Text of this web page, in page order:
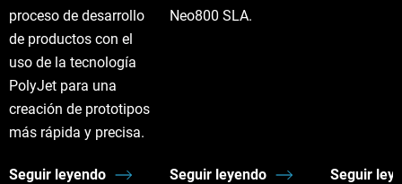
proceso de desarrollo
de productos con el
uso de la tecnología
PolyJet para una
creación de prototipos
más rápida y precisa.
Seguir leyendo
Neo800 SLA.
Seguir leyendo Seguir